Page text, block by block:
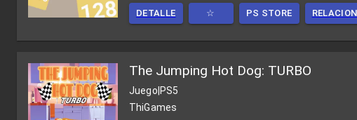
DETALLE ☆ PS STORE
The Jumping Hot Dog: TURBO
Juego|PS5
ThiGames